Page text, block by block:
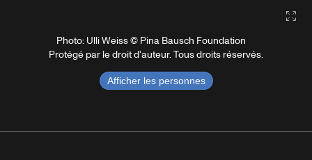
Photo: Ulli Weiss © Pina Bausch Foundation
Protégé par le droit d'auteur. Tous droits réservés.
Afficher les personnes